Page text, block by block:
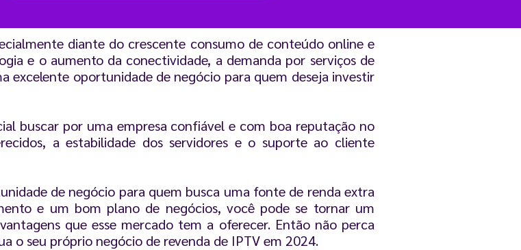
diante do crescente consumo de conteúdo online e
e o aumento da conectividade, a demanda por serviços de
excelente oportunidade de negócio para quem deseja investir
buscar por uma empresa confiável e com boa reputação no
a estabilidade dos servidores e o suporte ao cliente
de negócio para quem busca uma fonte de renda extra
e um bom plano de negócios, você pode se tornar um
que esse mercado tem a oferecer. Então não perca
o seu próprio negócio de revenda de IPTV em 2024.